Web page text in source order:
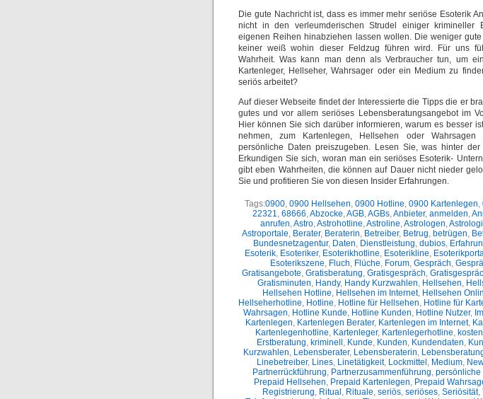
Die gute Nachricht ist, dass es immer mehr seriöse Esoterik
nicht in den verleumderischen Strudel einiger krimineller
eigenen Reihen hinabziehen lassen wollen. Die weniger
keiner weiß wohin dieser Feldzug führen wird. Für uns
Wahrheit. Was kann man denn als Verbraucher tun, um
Kartenleger, Hellseher, Wahrsager oder ein Medium zu
seriös arbeitet?
Auf dieser Webseite findet der Interessierte die Tipps die er
gutes und vor allem seriöses Lebensberatungsangebot im
Hier können Sie sich darüber informieren, warum es besser
nehmen, zum Kartenlegen, Hellsehen oder
persönliche Daten preiszugeben. Lesen Sie, was hinter der
Erkundigen Sie sich, woran man ein seriöses Esoterik-
gibt eben Wahrheiten, die können auf Dauer nicht nieder
Sie und profitieren Sie von diesen Insider Erfahrungen.
Tags:0900, 0900 Hellsehen, 0900 Hotline, 0900 Kartenlegen,
22321, 68666,Abzocke,AGB,AGBs,Anbieter, anmelden,
anrufen,Astro,Astrohotline,Astroline,Astrologen,
Astroportale, Berater, Beraterin, Betreiber, Betrug, betrügen,
Bundesnetzagentur, Daten, Dienstleistung, dubios,
Esoterik, Esoteriker, Esoterikhotline, Esoterikline,
Esoterikszene, Fluch, Flüche, Forum, Gespräch,
Gratisangebote, Gratisberatung, Gratisgespräch,
Gratisminuten, Handy, Handy Kurzwahlen, Hellsehen,
Hellsehen Hotline, Hellsehen im Internet, Hellsehen
Hellseherhotline, Hotline, Hotline für Hellsehen, Hotline für
Wahrsagen, Hotline Kunde, Hotline Kunden, Hotline Nutzer,
Kartenlegen, Kartenlegen Berater, Kartenlegen im Internet,
Kartenlegenhotline, Kartenleger, Kartenlegerhotline,
Erstberatung, kriminell , Kunde, Kunden, Kundendaten,
Kurzwahlen, Lebensberater, Lebensberaterin,
Linebetreiber, Lines, Linetätigkeit, Lockmittel , Medium,
Partnerrückführung, Partnerzusammenführung, persönliche
Prepaid Hellsehen, Prepaid Kartenlegen, Prepaid
Registrierung, Ritual , Rituale, seriös, seriöses, Seriösität,